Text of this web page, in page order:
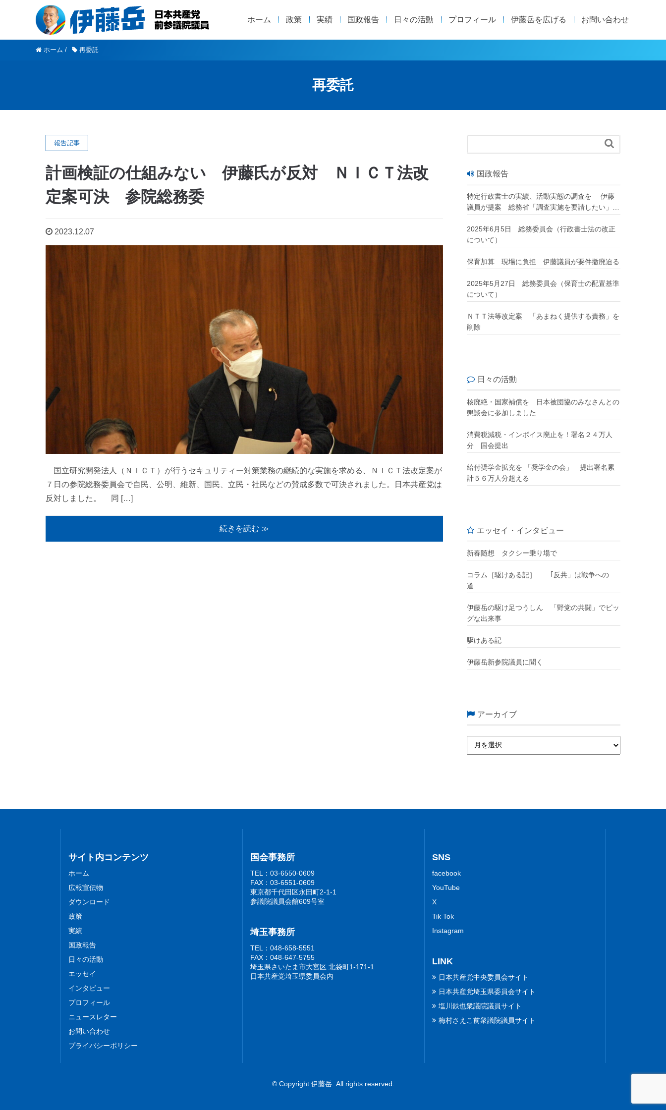
ホーム 政策 実績 国政報告 日々の活動 プロフィール 伊藤岳を広げる お問い合わせ
ホーム / 再委託
再委託
報告記事
計画検証の仕組みない 伊藤氏が反対 ＮＩＣＴ法改
定案可決 参院総務委
2023.12.07
国立研究開発法人（ＮＩＣＴ）が行うセキュリティー対策業務の継続的な実施を求める、ＮＩＣＴ法改定案が
７日の参院総務委員会で自民、公明、維新、国民、立民・社民などの賛成多数で可決されました。日本共産党は
反対しました。 同 […]
続きを読む ≫

国政報告
特定行政書士の実績、活動実態の調査を 伊藤
議員が提案 総務省「調査実施を要請したい」
2025年6月5日 総務委員会（行政書士法の改正
について）
保育加算 現場に負担 伊藤議員が要件撤廃迫る
2025年5月27日 総務委員会（保育士の配置基準
について）
ＮＴＴ法等改定案 「あまねく提供する責務」を
削除
日々の活動
核廃絶・国家補償を 日本被団協のみなさんとの
懇談会に参加しました
消費税減税・インボイス廃止を！署名２４万人
分 国会提出
給付奨学金拡充を 「奨学金の会」 提出署名累
計５６万人分超える
エッセイ・インタビュー
新春随想 タクシー乗り場で
コラム［駆けある記］ ｢反共」は戦争への
道
伊藤岳の駆け足つうしん 「野党の共闘」でビッ
グな出来事
駆けある記
伊藤岳新参院議員に聞く
アーカイブ
サイト内コンテンツ
ホーム
広報宣伝物
ダウンロード
政策
実績
国政報告
日々の活動
エッセイ
インタビュー
プロフィール
ニュースレター
お問い合わせ
プライバシーポリシー
国会事務所
TEL：03-6550-0609
FAX：03-6551-0609
東京都千代田区永田町2-1-1
参議院議員会館609号室
埼玉事務所
TEL：048-658-5551
FAX：048-647-5755
埼玉県さいたま市大宮区 北袋町1-171-1
日本共産党埼玉県委員会内
SNS
facebook
YouTube
X
Tik Tok
Instagram
LINK
日本共産党中央委員会サイト
日本共産党埼玉県委員会サイト
塩川鉄也衆議院議員サイト
梅村さえこ前衆議院議員サイト
© Copyright 伊藤岳. All rights reserved.